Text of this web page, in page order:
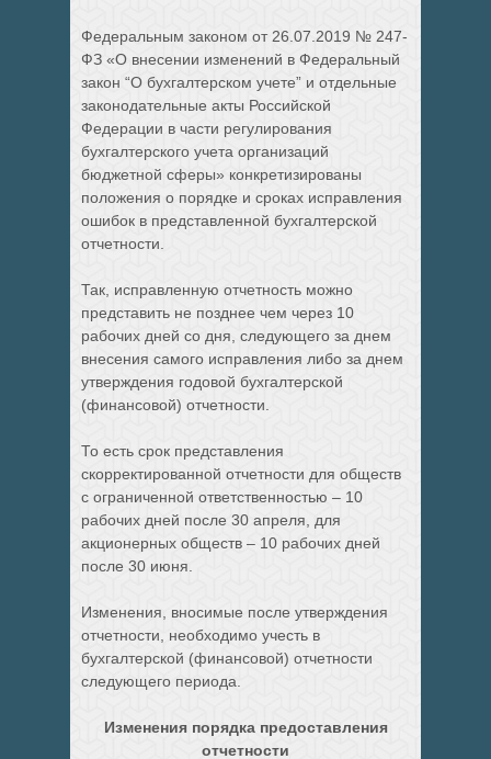
Федеральным законом от 26.07.2019 № 247-
ФЗ «О внесении изменений в Федеральный
закон “О бухгалтерском учете” и отдельные
законодательные акты Российской
Федерации в части регулирования
бухгалтерского учета организаций
бюджетной сферы» конкретизированы
положения о порядке и сроках исправления
ошибок в представленной бухгалтерской
отчетности.
Так, исправленную отчетность можно
представить не позднее чем через 10
рабочих дней со дня, следующего за днем
внесения самого исправления либо за днем
утверждения годовой бухгалтерской
(финансовой) отчетности.
То есть срок представления
скорректированной отчетности для обществ
с ограниченной ответственностью – 10
рабочих дней после 30 апреля, для
акционерных обществ – 10 рабочих дней
после 30 июня.
Изменения, вносимые после утверждения
отчетности, необходимо учесть в
бухгалтерской (финансовой) отчетности
следующего периода.
Изменения порядка предоставления
отчетности